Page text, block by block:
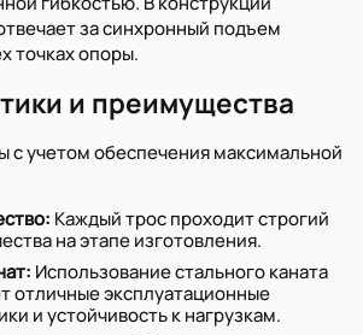
за синхронный подъем
точках опоры.
и преимущества
с учетом обеспечения максимальной
Каждый трос проходит строгий
на этапе изготовления.
Использование стального каната
отличные эксплуатационные
и устойчивость к нагрузкам.